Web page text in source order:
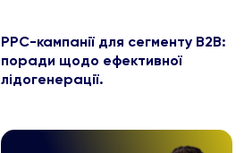
PPC-кампанії для сегменту B2B:
поради щодо ефективної
лідогенерації.